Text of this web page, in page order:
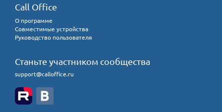
Call Office
О программе
Совместимые устройства
Руководство пользователя
Станьте участником сообщества
support@calloffice.ru